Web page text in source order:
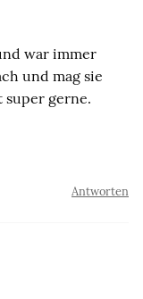
war immer
und mag sie
super gerne.
Antworten